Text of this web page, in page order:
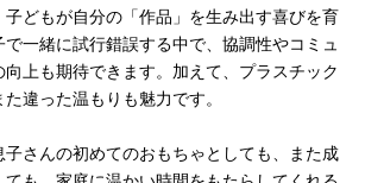
子どもが自分の「作品」を生み出す喜びを育
一緒に試行錯誤する中で、協調性やコミュ
上も期待できます。加えて、プラスチック
違った温もりも魅力です。
さんの初めてのおもちゃとしても、また成